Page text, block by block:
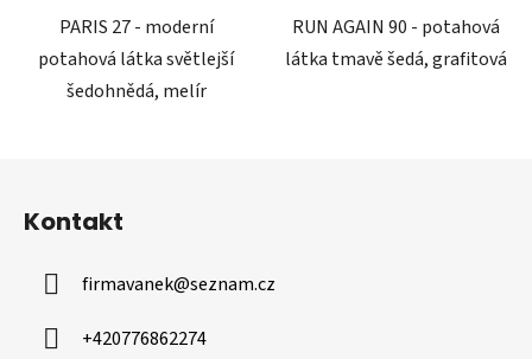
PARIS 27 - moderní
potahová látka světlejší
šedohnědá, melír
RUN AGAIN 90 - potahová
látka tmavě šedá, grafitová
Kontakt
firmavanek@seznam.cz
+420776862274